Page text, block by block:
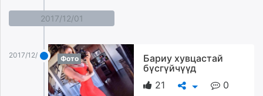
2017/12/01
2017/12/01 Фото
Бариу хувцастай
бүсгүйчүүд
21
0